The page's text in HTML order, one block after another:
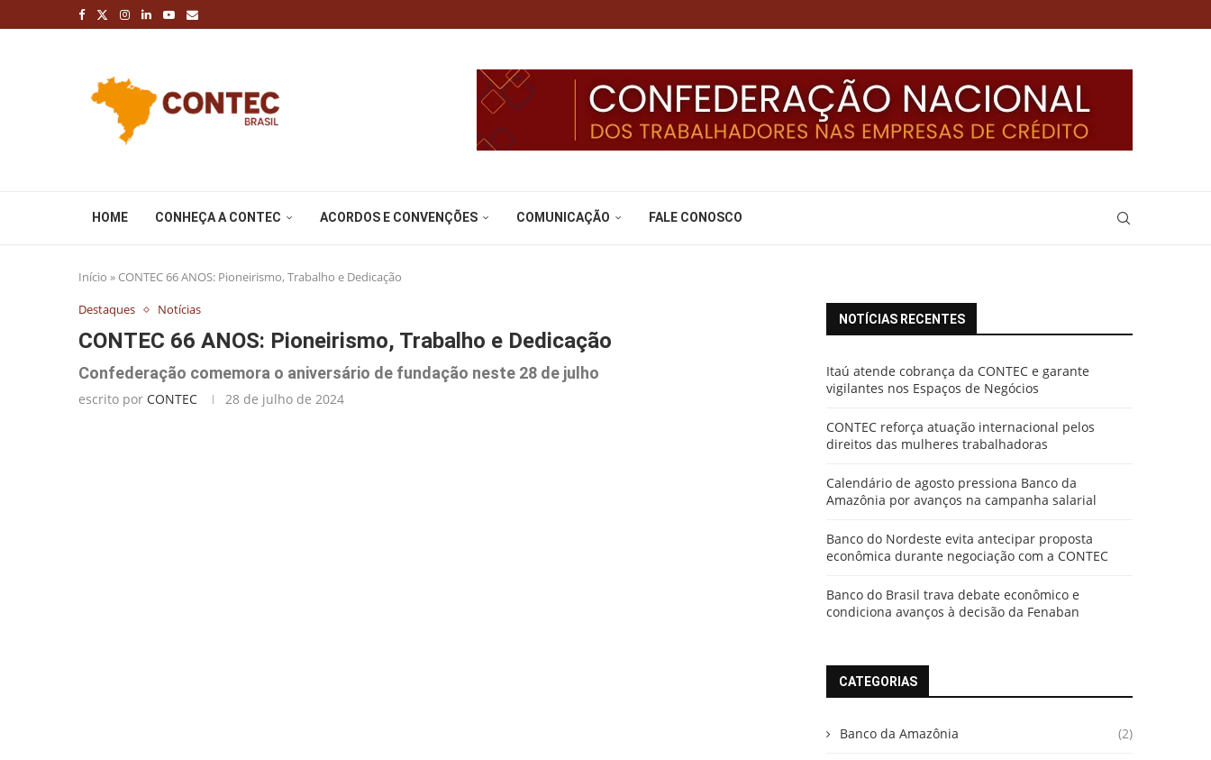
HOME CONHEÇA A CONTEC ACORDOS E CONVENÇÕES COMUNICAÇÃO FALE CONOSCO
Início » CONTEC 66 ANOS: Pioneirismo, Trabalho e Dedicação
Destaques
Notícias
CONTEC 66 ANOS: Pioneirismo, Trabalho e Dedicação
Confederação comemora o aniversário de fundação neste 28 de julho
escrito por CONTEC 28 de julho de 2024
NOTÍCIAS RECENTES
Itaú atende cobrança da CONTEC e garante
vigilantes nos Espaços de Negócios
CONTEC reforça atuação internacional pelos
direitos das mulheres trabalhadoras
Calendário de agosto pressiona Banco da
Amazônia por avanços na campanha salarial
Banco do Nordeste evita antecipar proposta
econômica durante negociação com a CONTEC
Banco do Brasil trava debate econômico e
condiciona avanços à decisão da Fenaban
CATEGORIAS
Banco da Amazônia (2)